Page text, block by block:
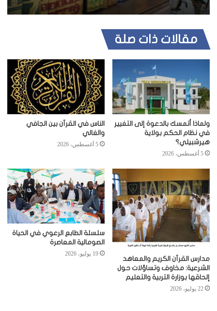
مقالات ذات صلة
ولماذا أتمسك بالدعوة إلى التغيير
في نظام الحكم بولاية
هيرشبيلي؟
5 أغسطس، 2026
الناس في القرآن بين الجافي
والغالي
5 أغسطس، 2026
مدارس القرآن الكريم والمعاهد
الشرعية: مخاوف وتساؤلات حول
إلحاقها بوزارة التربية والتعليم
22 يوليو، 2026
سلسلة الطابع الرعوي في الحياة
الصومالية المعاصرة
19 يوليو، 2026